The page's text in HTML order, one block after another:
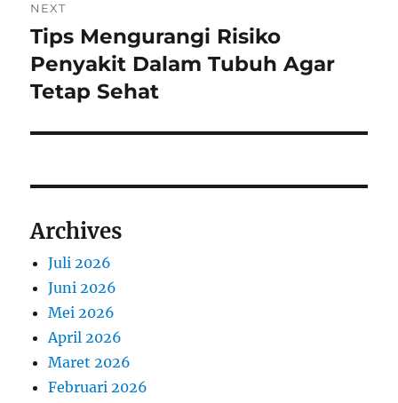
NEXT
Next
post:
Tips Mengurangi Risiko
Penyakit Dalam Tubuh Agar
Tetap Sehat
Archives
Juli 2026
Juni 2026
Mei 2026
April 2026
Maret 2026
Februari 2026